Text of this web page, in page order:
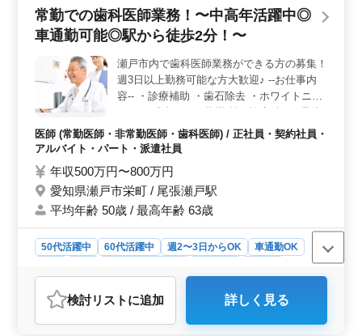
日で、週休2日制を採用しています。残業も月10時間程度
と少なめです。休暇制度も充実しており、プライベート
高年が活躍中＞ 50代以上のベテランシニアが活躍して
いる職場です。年齢に関係なく、豊富な経験と知識を持
つ方が大いに活躍できる環境です。皆様の応募を心より
お待ちしています。
常勤での歯科医師業務！〜中高年活躍中◎
車通勤可能◎駅から徒歩2分！〜
瀬戸市内で歯科医師業務ができる方の募集！
週3日以上勤務可能な方大歓迎♪ --お仕事内
容-- ・診療補助 ・歯石除去 ・ホワイトニン
歯科、一般歯科、小児歯科、虫歯治療、歯周
病治療 等 ◯50代、60代歓迎 ◯女医歓迎 ◯
クの周りは公共施設もあるので、仕事終わり
に買い物をすることもできます♪ 現在シニア
層活躍中！！ 皆様からのご応募お待ちして
ます◯
医師 (常勤医師・非常勤医師・歯科医師) / 正社員・契約社員・
アルバイト・パート・派遣社員
年収500万円〜800万円
愛知県瀬戸市栄町 / 尾張瀬戸駅
平均年齢 50歳 / 最高年齢 63歳
50代活躍中 60代活躍中 週2〜3日からOK
車通勤OK
アルバイト・パート
おすすめポイント
＜多彩な業務内容＞ 歯科医師業務が中心で、診療補助
検討リスト に追加 詳しく見る